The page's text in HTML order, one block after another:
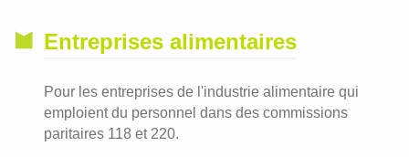
Entreprises alimentaires
Pour les entreprises de l'industrie alimentaire qui
emploient du personnel dans des commissions
paritaires 118 et 220.